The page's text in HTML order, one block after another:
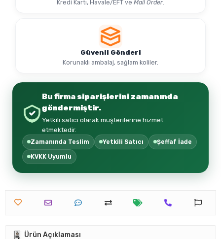
Kredi Kartı, Havale/EFT ve Mail Order
Güvenli Gönderi
Korunaklı ambalaj, sağlam koliler.
Bu firma siparişlerini zamanında
göndermiştir.
Yetkili satıcı olarak müşterilerine hizmet
etmektedir.
Zamanında Teslim Yetkili Satıcı Şeffaf İade
KVKK Uyumlu
Ürün Açıklaması